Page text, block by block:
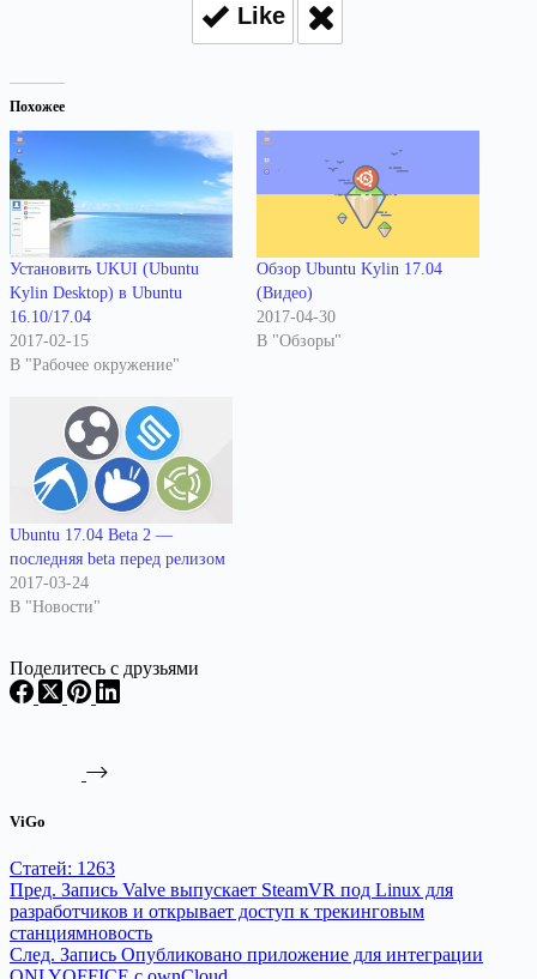
Like
Похожее
Установить UKUI (Ubuntu
Kylin Desktop) в Ubuntu
16.10/17.04
2017-02-15
В "Рабочее окружение"
Обзор Ubuntu Kylin 17.04
(Видео)
2017-04-30
В "Обзоры"
Ubuntu 17.04 Beta 2 —
последняя beta перед релизом
2017-03-24
В "Новости"
Поделитесь с друзьями
ViGo
Статей: 1263
Пред. Запись Valve выпускает SteamVR под Linux для
разработчиков и открывает доступ к трекинговым
станциямновость
След. Запись Опубликовано приложение для интеграции